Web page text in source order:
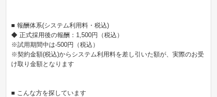
■ 報酬体系(システム利用料・税込)
◆ 正式採用後の報酬：1,500円（税込）
※試用期間中は-500円（税込）
※契約金額(税込)からシステム利用料を差し引いた額が、実際のお受
け取り金額となります
■ こんな方を探しています